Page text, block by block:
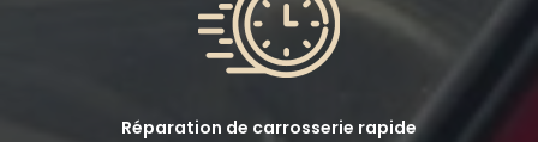
Réparation de carrosserie rapide